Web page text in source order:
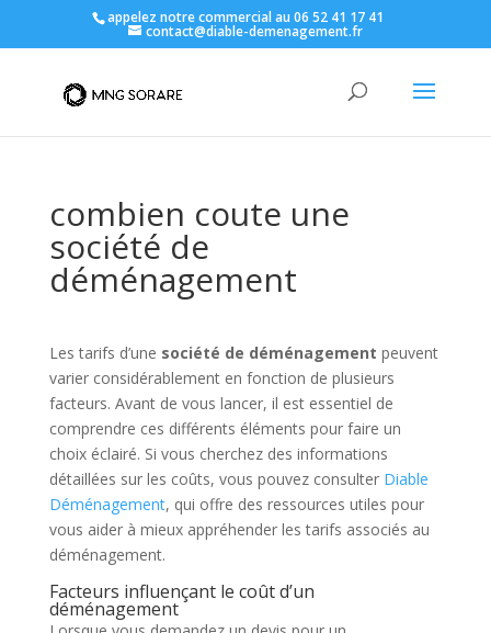
appelez notre commercial au 06 52 41 17 41
contact@diable-demenagement.fr
combien coute une
société de
déménagement
Les tarifs d’une société de déménagement peuvent
varier considérablement en fonction de plusieurs
facteurs. Avant de vous lancer, il est essentiel de
comprendre ces différents éléments pour faire un
choix éclairé. Si vous cherchez des informations
détaillées sur les coûts, vous pouvez consulter Diable
Déménagement, qui offre des ressources utiles pour
vous aider à mieux appréhender les tarifs associés au
déménagement.
Facteurs influençant le coût d’un
déménagement